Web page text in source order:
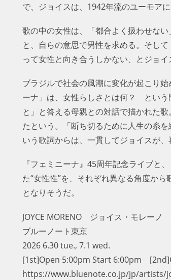
で、ジョイスは、1942年流のユーモア
歌の中の女性は、「都合よく扱わせな
と、自らの意思で男性を求める。そし
って女性と向き合うしかない、とジョイ
ブラジルで社会の風潮に変化が起こり
ーナ」は、女性らしさとは何？ という
と」と答える母親との対話で描かれた
たという。「断ち切るために人生の糸
いう歌詞からは、一貫してジョイスが
『フェミニーナ』45周年記念ライブと
た“女性性”を、それぞれ異なる角度か
となりそうだ。
JOYCE MORENO ジョイス・モレー
ブルーノート東京
2026 6.30 tue., 7.1 wed.
[1st]Open 5:00pm Start 6:00pm
https://www.bluenote.co.jp/jp/artists/